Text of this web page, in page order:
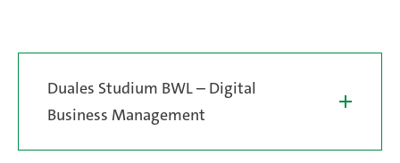
Duales Studium BWL – Digital
Business Management